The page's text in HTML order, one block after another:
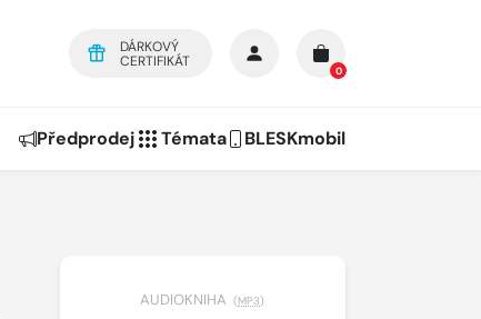
DÁRKOVÝ
CERTIFIKÁT
0
Předprodej Témata BLESKmobil
AUDIOKNIHA (MP3)